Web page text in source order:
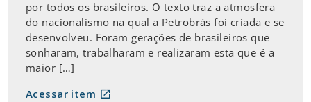
por todos os brasileiros. O texto traz a atmosfera
do nacionalismo na qual a Petrobrás foi criada e se
desenvolveu. Foram gerações de brasileiros que
sonharam, trabalharam e realizaram esta que é a
maior […]
Acessar item open_in_new